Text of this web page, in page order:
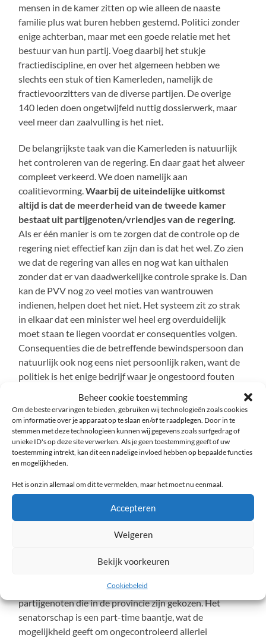
Beheer cookie toestemming
Om de beste ervaringen te bieden, gebruiken wij technologieën zoals cookies
om informatie over je apparaat op te slaan en/of te raadplegen. Door in te
stemmen met deze technologieën kunnen wij gegevens zoals surfgedrag of
unieke ID's op deze site verwerken. Als je geen toestemming geeft of uw
toestemming intrekt, kan dit een nadelige invloed hebben op bepaalde functies
en mogelijkheden.
Het is onzin allemaal om dit te vermelden, maar het moet nu eenmaal.
Accepteren
Weigeren
Bekijk voorkeuren
Cookiebeleid
mensen in de kamer zitten op wie alleen de naaste
familie plus wat buren hebben gestemd. Politici zonder
enige achterban, maar met een goede relatie met het
bestuur van hun partij. Voeg daarbij het stukje
fractiediscipline, en over het algemeen hebben we
slechts een stuk of tien Kamerleden, namelijk de
fractievoorzitters van de diverse partijen. De overige
140 leden doen ongetwijfeld nuttig dossierwerk, maar
veel meer dan zaalvulling is het niet.
De belangrijkste taak van die Kamerleden is natuurlijk
het controleren van de regering. En daar gaat het alweer
compleet verkeerd. We doen namelijk aan
coalitievorming.Waarbij de uiteindelijke uitkomst
altijd is dat de meerderheid van de tweede kamer
bestaat uit partijgenoten/vriendjes van de regering.
Als er één manier is om te zorgen dat de controle op de
regering niet effectief kan zijn dan is dat het wel. Zo zien
we dat de regering van alles en nog wat kan uithalen
zonder dat er van daadwerkelijke controle sprake is. Dan
kan de PVV nog zo veel moties van wantrouwen
indienen, helpen doet het niet. Het systeem zit zo strak
in elkaar dat een minister wel heel erg overduidelijk
moet staan te liegen voordat er consequenties volgen.
Consequenties die de betreffende bewindspersoon dan
natuurlijk ook nog eens niet persoonlijk raken, want de
politiek is het enige bedrijf waar je ongestoord fouten
gevolgen. Hooguit een paar lastige vragen in de pers, en
dan met een flinke berg wachtgeld wachten op het
volgende baantje als ervaren bestuurder. Er is altijd wel
weer ergens een burgemeester, commissaris van de
koning of commissievoorzitter nodig.
Het cijfer voor het democratisch gehalte van de tweede
kamer? Een magere vijf. En dan ben ik nog heel royaal.
De eerste kamer
Over het democratisch gehalte van de eerste kamer
dames senatoren worden indirect gekozen door hun
partijgenoten die in de provincie zijn gekozen. Het
senatorschap is een part-time baantje, wat de
mogelijkheid geeft om ongecontroleerd allerlei